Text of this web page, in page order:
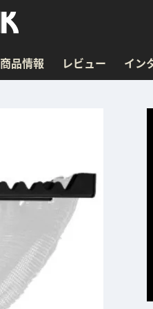
商品情報 レビュー イン